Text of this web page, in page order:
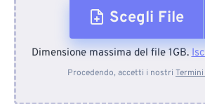
Scegli File
Dal dispositivo
Dimensione massima del file 1GB.
Procedendo, accetti i nostri